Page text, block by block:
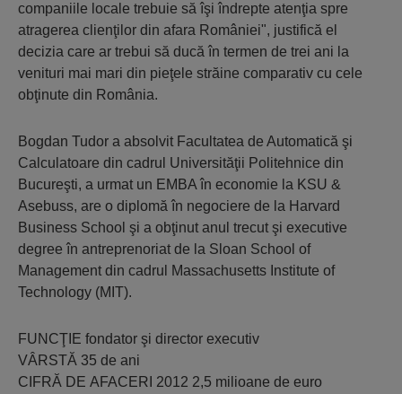
companiile locale trebuie să îşi îndrepte atenţia spre
atragerea clienţilor din afara României", justifică el
decizia care ar trebui să ducă în termen de trei ani la
venituri mai mari din pieţele străine comparativ cu cele
obţinute din România.
Bogdan Tudor a absolvit Facultatea de Automatică şi
Calculatoare din cadrul Universităţii Politehnice din
Bucureşti, a urmat un EMBA în economie la KSU &
Asebuss, are o diplomă în negociere de la Harvard
Business School şi a obţinut anul trecut şi executive
degree în antreprenoriat de la Sloan School of
Management din cadrul Massachusetts Institute of
Technology (MIT).
FUNCŢIE fondator şi director executiv
VÂRSTĂ 35 de ani
CIFRĂ DE AFACERI 2012 2,5 milioane de euro